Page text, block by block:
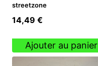
streetzone
14,49 €
Ajouter au panier